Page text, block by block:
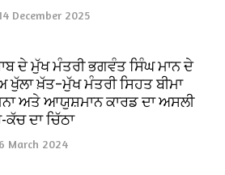
December 2025
ਦੇ ਮੁੱਖ ਮੰਤਰੀ ਭਗਵੰਤ ਸਿੰਘ ਮਾਨ ਦੇ
ਖੁੱਲਾ ਖ਼ੱਤ–ਮੁੱਖ ਮੰਤਰੀ ਸਿਹਤ ਬੀਮਾ
ਅਤੇ ਆਯੁਸ਼ਮਾਨ ਕਾਰਡ ਦਾ ਅਸਲੀ
ਕੱਚ ਦਾ ਚਿੱਠਾ
6 March 2024